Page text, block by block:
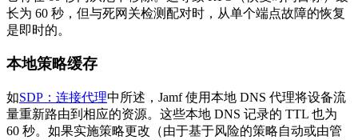
长为 60 秒，但与死网关检测配对时，从单个端点故障的恢复
是即时的。
本地策略缓存
如SDP：连接代理中所述，Jamf 使用本地 DNS 代理将设备流
量重新路由到相应的资源。这些本地 DNS 记录的 TTL 也为
60 秒。如果实施策略更改（由于基于风险的策略自动或由管